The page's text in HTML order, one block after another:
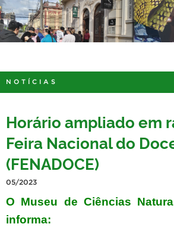
EDITAIS
INTERNACIONAL
OUVIDORIA
TELEFONES
NOTÍCIAS
Horário ampliado em
Feira Nacional do
(FENADOCE)
05/2023
O Museu de Ciências
informa: